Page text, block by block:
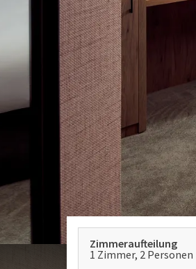
Zimmeraufteilung
1 Zimmer, 2 Personen